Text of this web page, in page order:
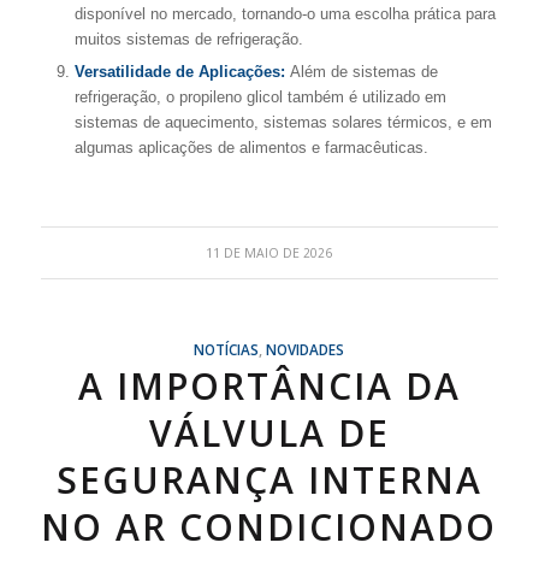
disponível no mercado, tornando-o uma escolha prática para
muitos sistemas de refrigeração.
Versatilidade de Aplicações: Além de sistemas de
refrigeração, o propileno glicol também é utilizado em
sistemas de aquecimento, sistemas solares térmicos, e em
algumas aplicações de alimentos e farmacêuticas.
11 DE MAIO DE 2026
NOTÍCIAS ,NOVIDADES
A IMPORTÂNCIA DA
VÁLVULA DE
SEGURANÇA INTERNA
NO AR CONDICIONADO